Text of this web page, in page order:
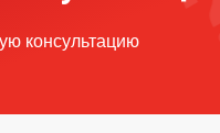
консультацию